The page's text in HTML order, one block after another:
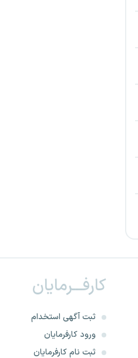
کارفـــرمایان
ثبت آگهی استخدام
ورود کارفرمایان
ثبت نام کارفرمایان